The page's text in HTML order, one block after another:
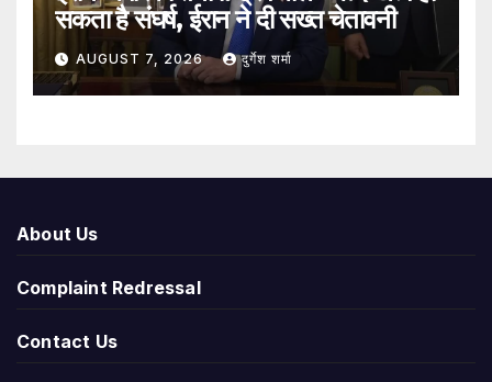
सकता है संघर्ष, ईरान ने दी सख्त चेतावनी
AUGUST 7, 2026 दुर्गेश शर्मा
About Us
Complaint Redressal
Contact Us